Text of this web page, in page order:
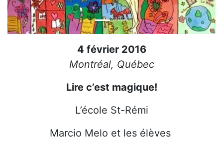
4 février 2016
Montréal, Québec
Lire c’est magique!
L’école St-Rémi
Marcio Melo et les élèves